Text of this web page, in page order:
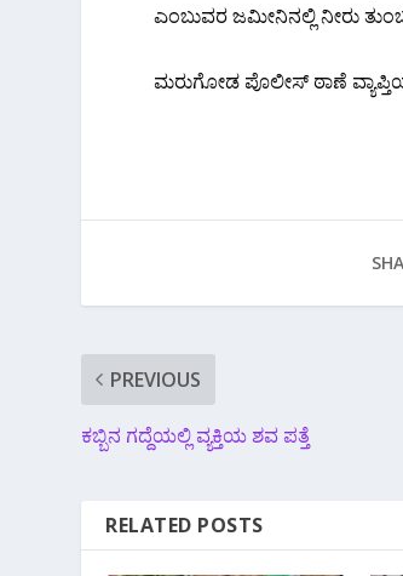
ಎಂಬುವರ ಜಮೀನಿನಲ್ಲಿ ನೀರು
ಮರುಗೋಡ ಪೊಲೀಸ್ ಠಾಣೆ
PREVIOUS
ಕಬ್ಬಿನ ಗದ್ದೆಯಲ್ಲಿ ವ್ಯಕ್ತಿಯ ಶವ ಪತ್ತೆ
RELATED POSTS